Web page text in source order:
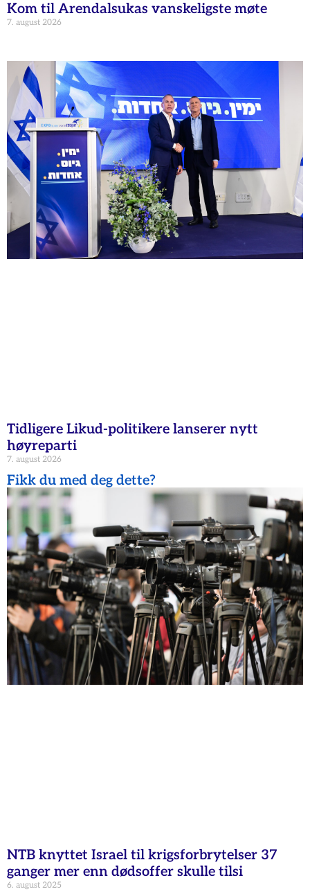
Kom til Arendalsukas vanskeligste møte
7. august 2026
Tidligere Likud-politikere lanserer nytt
høyreparti
7. august 2026
Fikk du med deg dette?
NTB knyttet Israel til krigsforbrytelser 37
ganger mer enn dødsoffer skulle tilsi
6. august 2025